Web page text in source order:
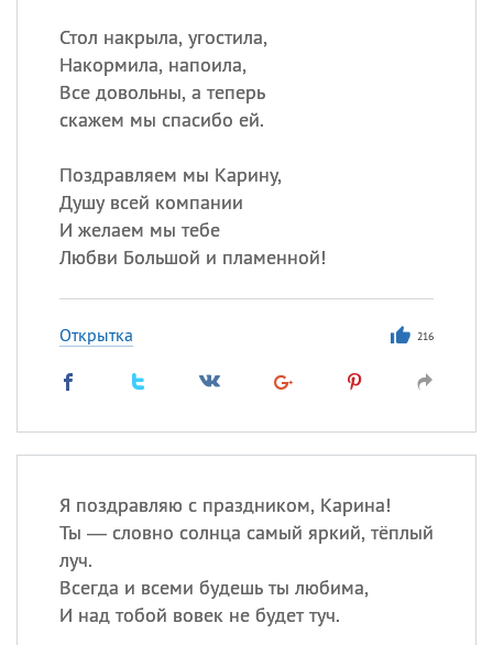
Стол накрыла, угостила,
Накормила, напоила,
Все довольны, а теперь
скажем мы спасибо ей.
Поздравляем мы Карину,
Душу всей компании
И желаем мы тебе
Любви Большой и пламенной!
Открытка 216
Я поздравляю с праздником, Карина!
Ты — словно солнца самый яркий, тёплый
луч.
Всегда и всеми будешь ты любима,
И над тобой вовек не будет туч.